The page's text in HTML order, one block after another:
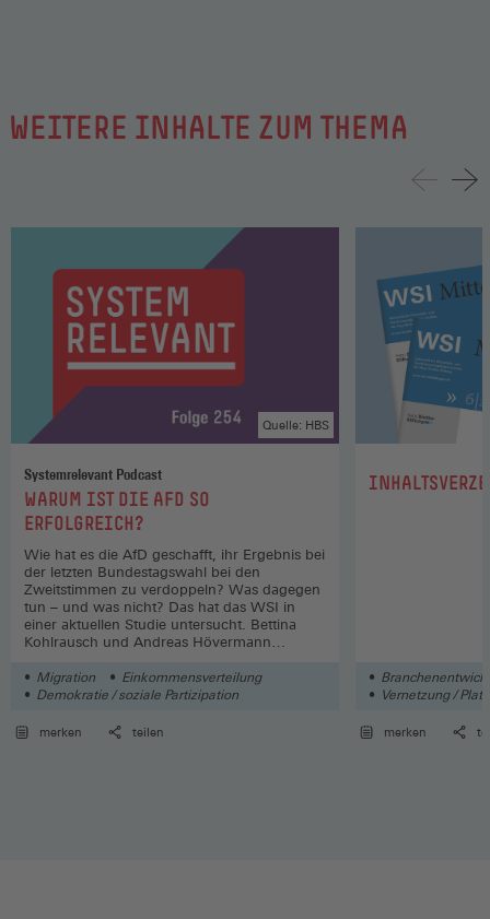
WEITERE INHALTE ZUM THEMA
Systemrelevant Podcast
:WARUM IST DIE AFD SO
ERFOLGREICH?
Quelle: HBS
Wie hat es die AfD geschafft, ihr Ergebnis bei
der letzten Bundestagswahl bei den
Zweitstimmen zu verdoppeln? Was dagegen
tun – und was nicht? Das hat das WSI in
einer aktuellen Studie untersucht. Bettina
Kohlrausch und Andreas Hövermann
Migration
Einkommensverteilung
Demokratie / soziale Partizipation
merken teilen
:
Vernetzung /
merken